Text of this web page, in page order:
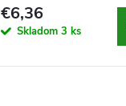
€6,36
Skladom 3 ks